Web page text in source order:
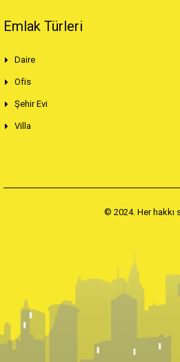
Emlak Türleri
Daire
Ofis
Şehir Evi
Villa
© 2024. Her hakkı